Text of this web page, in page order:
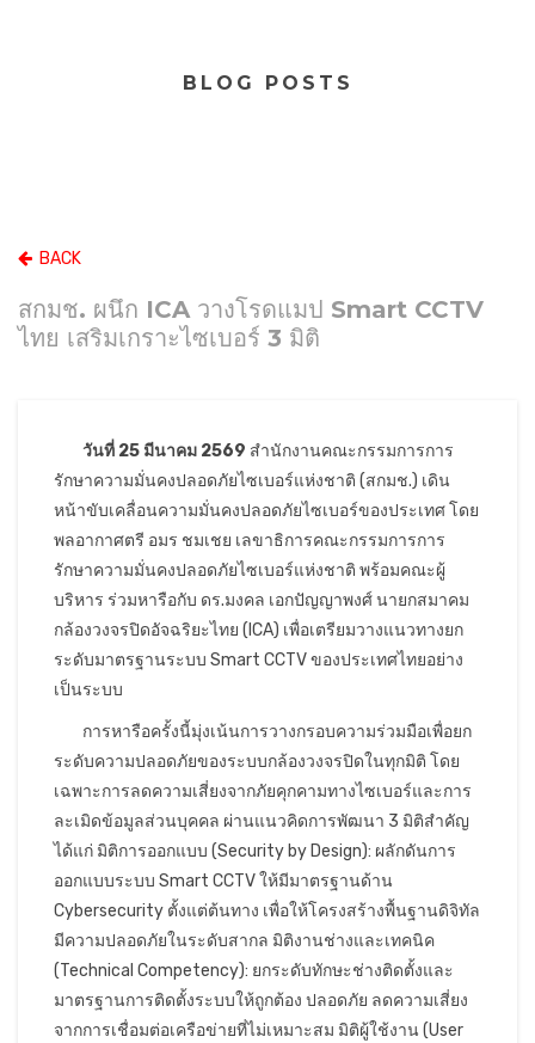
BLOG POSTS
BACK
สกมช. ผนึก ICA วางโรดแมป Smart CCTV
ไทย เสริมเกราะไซเบอร์ 3 มิติ
วันที่ 25 มีนาคม 2569 สำนักงานคณะกรรมการการ
รักษาความมั่นคงปลอดภัยไซเบอร์แห่งชาติ (สกมช.) เดิน
หน้าขับเคลื่อนความมั่นคงปลอดภัยไซเบอร์ของประเทศ โดย
พลอากาศตรี อมร ชมเชย เลขาธิการคณะกรรมการการ
รักษาความมั่นคงปลอดภัยไซเบอร์แห่งชาติ พร้อมคณะผู้
บริหาร ร่วมหารือกับ ดร.มงคล เอกปัญญาพงศ์ นายกสมาคม
กล้องวงจรปิดอัจฉริยะไทย (ICA) เพื่อเตรียมวางแนวทางยก
ระดับมาตรฐานระบบ Smart CCTV ของประเทศไทยอย่าง
เป็นระบบ
การหารือครั้งนี้มุ่งเน้นการวางกรอบความร่วมมือเพื่อยก
ระดับความปลอดภัยของระบบกล้องวงจรปิดในทุกมิติ โดย
เฉพาะการลดความเสี่ยงจากภัยคุกคามทางไซเบอร์และการ
ละเมิดข้อมูลส่วนบุคคล ผ่านแนวคิดการพัฒนา 3 มิติสำคัญ
ได้แก่ มิติการออกแบบ (Security by Design): ผลักดันการ
ออกแบบระบบ Smart CCTV ให้มีมาตรฐานด้าน
Cybersecurity ตั้งแต่ต้นทาง เพื่อให้โครงสร้างพื้นฐานดิจิทัล
มีความปลอดภัยในระดับสากล มิติงานช่างและเทคนิค
(Technical Competency): ยกระดับทักษะช่างติดตั้งและ
มาตรฐานการติดตั้งระบบให้ถูกต้อง ปลอดภัย ลดความเสี่ยง
จากการเชื่อมต่อเครือข่ายที่ไม่เหมาะสม มิติผู้ใช้งาน (User